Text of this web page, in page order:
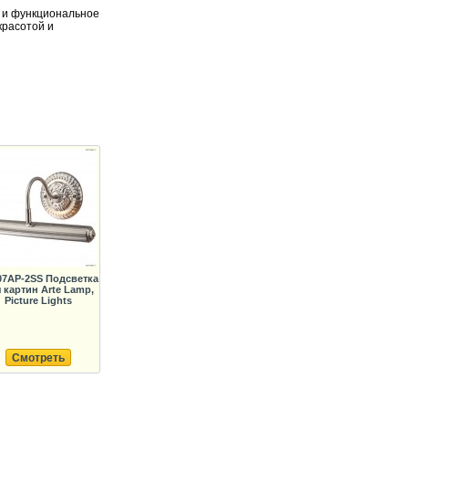
функциональное
и
2SS Подсветка
картин Arte Lamp,
Picture Lights
Смотреть